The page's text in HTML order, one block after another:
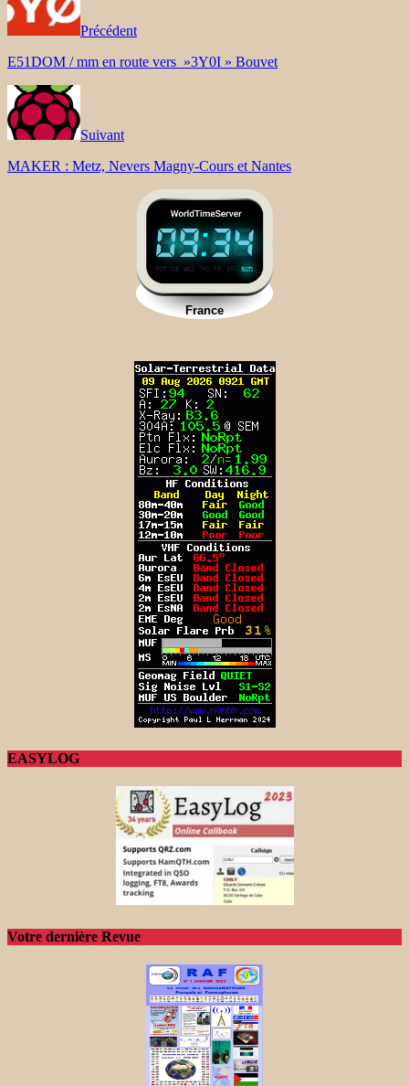
Précédent
E51DOM / mm en route vers »3Y0I » Bouvet
Suivant
MAKER : Metz, Nevers Magny-Cours et Nantes
EASYLOG
Votre dernière Revue